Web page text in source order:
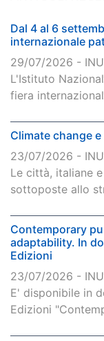
Dal 4 al 6
internazionale
29/07/2026 - INU
L'Istituto
fiera
Climate change
23/07/2026 - INU
Le città, italiane
sottoposte allo
Contemporary
adaptability. In
Edizioni
23/07/2026 - INU
E' disponibile in
Edizioni